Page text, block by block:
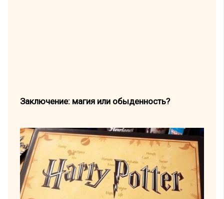
Заключение: магия или обыденность?